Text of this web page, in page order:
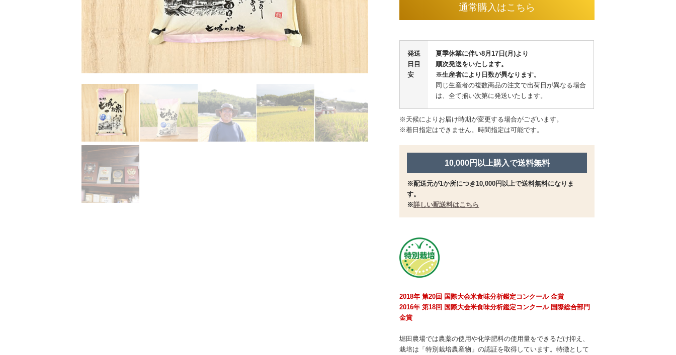
通常購入はこちら
発送
日目
安
夏季休業に伴い8月17日(月)より
順次発送をいたします。
※生産者により日数が異なります。
同じ生産者の複数商品の注文で出荷日が異なる場合
は、全て揃い次第に発送いたします。
※天候によりお届け時期が変更する場合がございます。
※着日指定はできません。時間指定は可能です。
10,000円以上購入で送料無料
※配送元が1か所につき10,000円以上で送料無料になりま
す。
※詳しい配送料はこちら
2018年 第20回 国際大会米食味分析鑑定コンクール 金賞
2016年 第18回 国際大会米食味分析鑑定コンクール 国際総合部門
金賞
堀田農場では農薬の使用や化学肥料の使用量をできるだけ抑え、
栽培は「特別栽培農産物」の認証を取得しています。特徴として